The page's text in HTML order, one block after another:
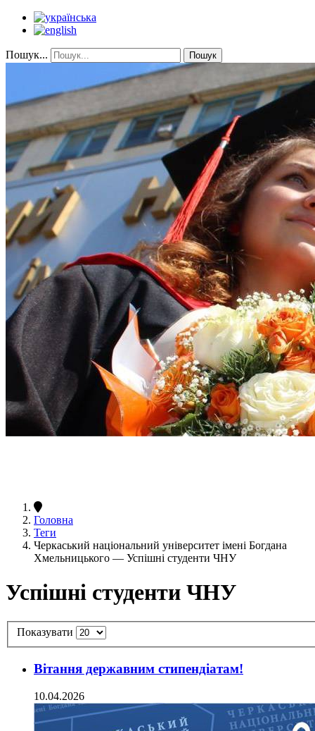
Пошук... Пошук
Головна
Теги
Черкаський національний університет імені Богдана
Хмельницького — Успішні студенти ЧНУ
Успішні студенти ЧНУ
Показувати
Вітання державним стипендіатам!
10.04.2026